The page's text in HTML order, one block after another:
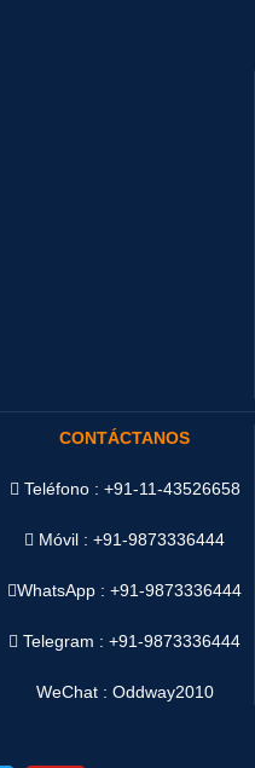
CONTÁCTANOS
Teléfono : +91-11-43526658
Móvil : +91-9873336444
WhatsApp :+91-9873336444
Telegram : +91-9873336444
WeChat : Oddway2010